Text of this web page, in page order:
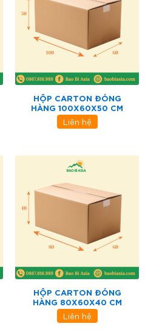
HỘP CARTON ĐÓNG
HÀNG 100X60X50 CM
Liên hệ
HỘP CARTON ĐÓNG
HÀNG 80X60X40 CM
Liên hệ